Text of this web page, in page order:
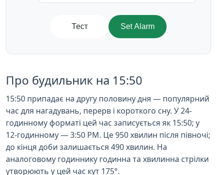
Тест Set Alarm
Про будильник на 15:50
15:50 припадає на другу половину дня — популярний
час для нагадувань, перерв і короткого сну. У 24-
годинному форматі цей час записується як 15:50; у
12-годинному — 3:50 PM. Це 950 хвилин після півночі;
до кінця доби залишається 490 хвилин. На
аналоговому годиннику годинна та хвилинна стрілки
утворюють у цей час кут 175°.